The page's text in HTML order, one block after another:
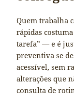
Quem trabalha
rápidas
tarefa” — e é
preventiva se
acessível, sem
alterações que
consulta de